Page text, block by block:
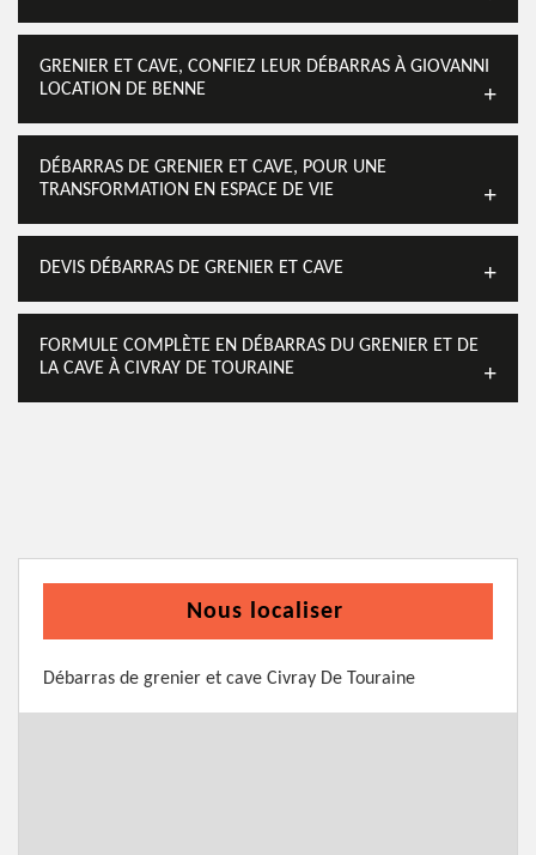
GRENIER ET CAVE, CONFIEZ LEUR DÉBARRAS À GIOVANNI
LOCATION DE BENNE
DÉBARRAS DE GRENIER ET CAVE, POUR UNE
TRANSFORMATION EN ESPACE DE VIE
DEVIS DÉBARRAS DE GRENIER ET CAVE
FORMULE COMPLÈTE EN DÉBARRAS DU GRENIER ET DE
LA CAVE À CIVRAY DE TOURAINE
Nous localiser
Débarras de grenier et cave Civray De Touraine